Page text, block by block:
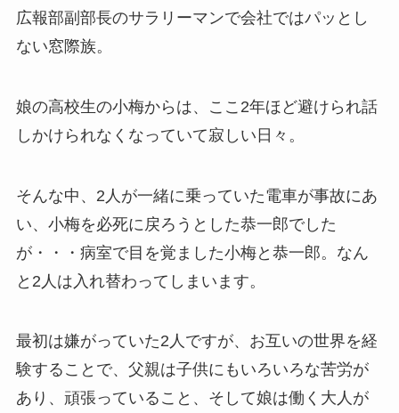
広報部副部長のサラリーマンで会社ではパッとし
ない窓際族。
娘の高校生の小梅からは、ここ2年ほど避けられ話
しかけられなくなっていて寂しい日々。
そんな中、2人が一緒に乗っていた電車が事故にあ
い、小梅を必死に戻ろうとした恭一郎でした
が・・・病室で目を覚ました小梅と恭一郎。なん
と2人は入れ替わってしまいます。
最初は嫌がっていた2人ですが、お互いの世界を経
験することで、父親は子供にもいろいろな苦労が
あり、頑張っていること、そして娘は働く大人が